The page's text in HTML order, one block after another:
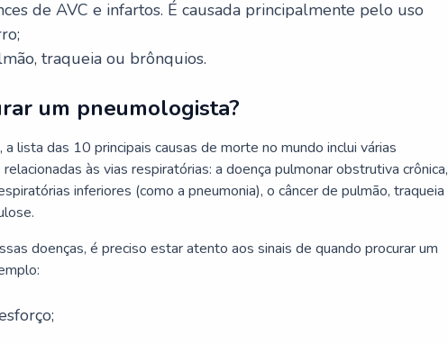
de AVC e infartos. É causada principalmente pelo uso
traqueia ou brônquios.
um pneumologista?
a lista das 10 principais causas de morte no mundo inclui várias
às vias respiratórias: a doença pulmonar obstrutiva crônica,
inferiores (como a pneumonia), o câncer de pulmão, traqueia
doenças, é preciso estar atento aos sinais de quando procurar um